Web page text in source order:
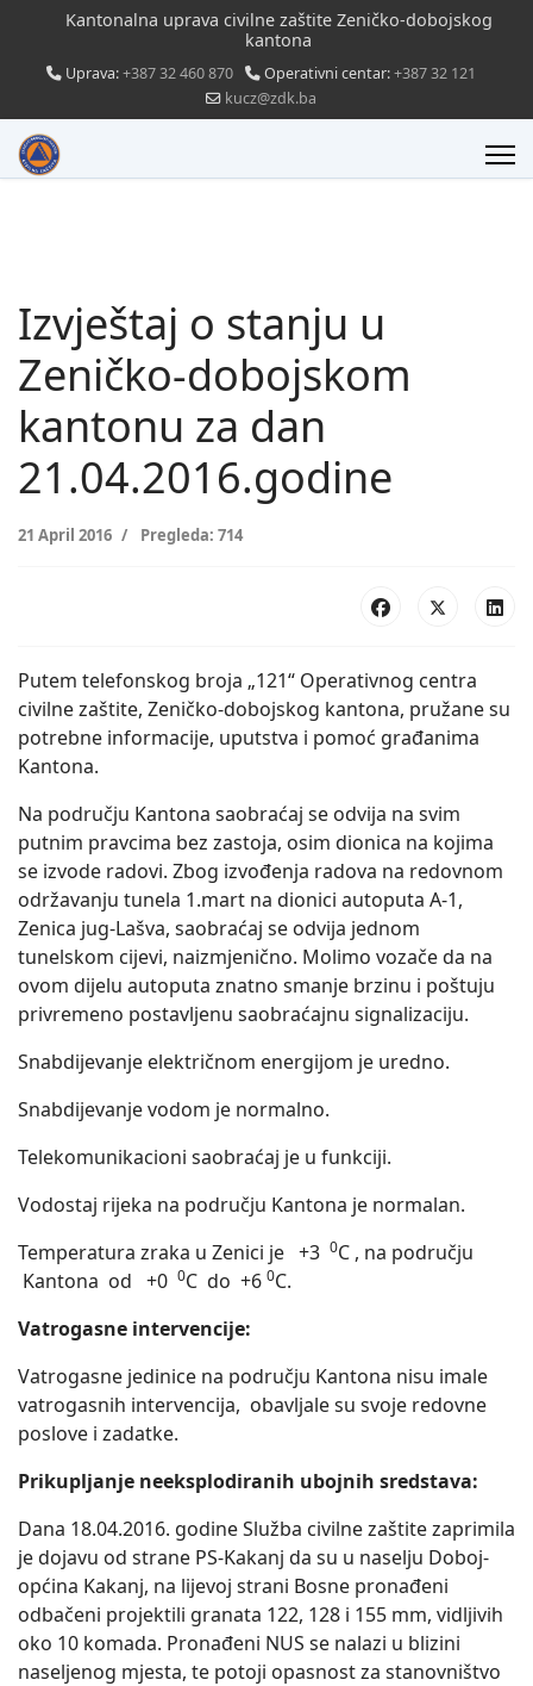
Kantonalna uprava civilne zaštite Zeničko-dobojskog
kantona
Uprava:+387 32 460 870 Operativni centar:+387 32 121
kucz@zdk.ba
Izvještaj o stanju u
Zeničko-dobojskom
kantonu za dan
21.04.2016.godine
21 April 2016 Pregleda: 714
Putem telefonskog broja „121“ Operativnog centra
civilne zaštite, Zeničko-dobojskog kantona, pružane su
potrebne informacije, uputstva i pomoć građanima
Kantona.
Na području Kantona saobraćaj se odvija na svim
putnim pravcima bez zastoja, osim dionica na kojima
se izvode radovi. Zbog izvođenja radova na redovnom
održavanju tunela 1.mart na dionici autoputa A-1,
Zenica jug-Lašva, saobraćaj se odvija jednom
tunelskom cijevi, naizmjenično. Molimo vozače da na
ovom dijelu autoputa znatno smanje brzinu i poštuju
privremeno postavljenu saobraćajnu signalizaciju.
Snabdijevanje električnom energijom je uredno.
Snabdijevanje vodom je normalno.
Telekomunikacioni saobraćaj je u funkciji.
Vodostaj rijeka na području Kantona je normalan.
Temperatura zraka u Zenici je +3 0C , na području
Kantona od +0 0C do +6 0C.
Vatrogasne intervencije:
Vatrogasne jedinice na području Kantona nisu imale
vatrogasnih intervencija, obavljale su svoje redovne
poslove i zadatke.
Prikupljanje neeksplodiranih ubojnih sredstava:
Dana 18.04.2016. godine Služba civilne zaštite zaprimila
je dojavu od strane PS-Kakanj da su u naselju Doboj-
općina Kakanj, na lijevoj strani Bosne pronađeni
odbačeni projektili granata 122, 128 i 155 mm, vidljivih
oko 10 komada. Pronađeni NUS se nalazi u blizini
naseljenog mjesta, te potoji opasnost za stanovništvo